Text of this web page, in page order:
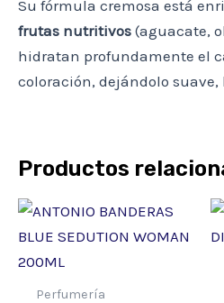
Su fórmula cremosa está
frutas nutritivos (aguacate,
hidratan profundamente el
coloración, dejándolo
Productos
Perfumería